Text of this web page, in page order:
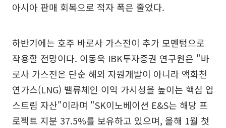
아시아 판매 회복으로 적자 폭은 줄었다.
하반기에는 호주 바로사 가스전이 추가 모멘텀으로
작용할 전망이다. 이동욱 IBK투자증권 연구원은 "바
로사 가스전은 단순 해외 자원개발이 아니라 액화천
연가스(LNG) 밸류체인 이익 가시성을 높이는 핵심 업
스트림 자산"이라며 "SK이노베이션 E&S는 해당 프
로젝트 지분 37.5%를 보유하고 있으며, 올해 1월 첫